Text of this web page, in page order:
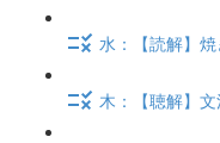
水：【読解】
木：【聴解】